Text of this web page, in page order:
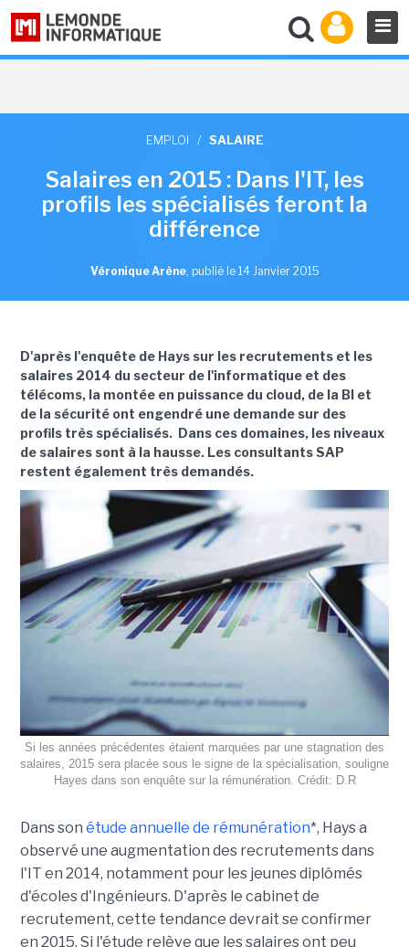
EMPLOI / SALAIRE
Salaires en 2015 : Dans l'IT, les
profils les spécialisés feront la
différence
Véronique Arène, publié le 14 Janvier 2015
D'après l'enquête de Hays sur les recrutements et les
salaires 2014 du secteur de l'informatique et des
télécoms, la montée en puissance du cloud, de la BI et
de la sécurité ont engendré une demande sur des
profils très spécialisés. Dans ces domaines, les niveaux
de salaires sont à la hausse. Les consultants SAP
restent également très demandés.
Si les années précédentes étaient marquées par une stagnation des
salaires, 2015 sera placée sous le signe de la spécialisation, souligne
Hayes dans son enquête sur la rémunération. Crédit: D.R
Dans son étude annuelle de rémunération*, Hays a
observé une augmentation des recrutements dans
l'IT en 2014, notamment pour les jeunes diplômés
d'écoles d'Ingénieurs. D'après le cabinet de
recrutement, cette tendance devrait se confirmer
en 2015. Si l'étude relève que les salaires ont peu